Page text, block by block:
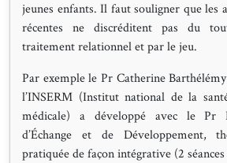
jeunes enfants. Il faut souligner que les
récentes ne discréditent pas du
traitement relationnel et par le jeu.
Par exemple le Pr Catherine
l’INSERM (Institut national de la
médicale) a développé avec le Pr
d’Échange et de Développement,
pratiquée de façon intégrative (2